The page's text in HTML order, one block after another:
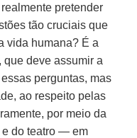
pretender
tão cruciais que
vida humana? É a
que deve assumir a
perguntas, mas
ao respeito pelas
por meio da
e do teatro — em